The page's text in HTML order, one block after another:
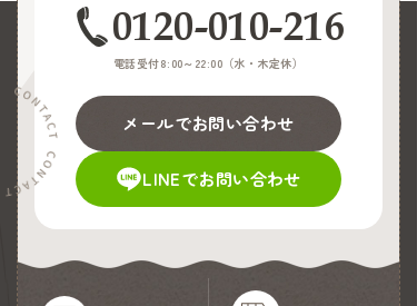
0120-010-216
電話受付8:00～22:00（水・木定休）
メールでお問い合わせ
LINEでお問い合わせ